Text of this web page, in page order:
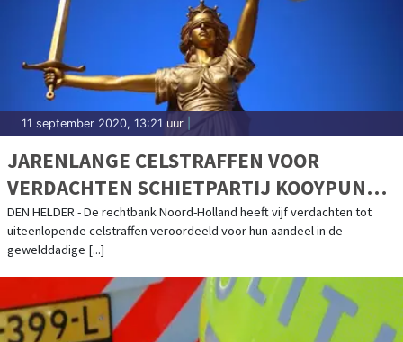
11 september 2020, 13:21 uur
JARENLANGE CELSTRAFFEN VOOR
VERDACHTEN SCHIETPARTIJ KOOYPUNT
DEN HELDER
DEN HELDER - De rechtbank Noord-Holland heeft vijf verdachten tot
uiteenlopende celstraffen veroordeeld voor hun aandeel in de
gewelddadige [...]